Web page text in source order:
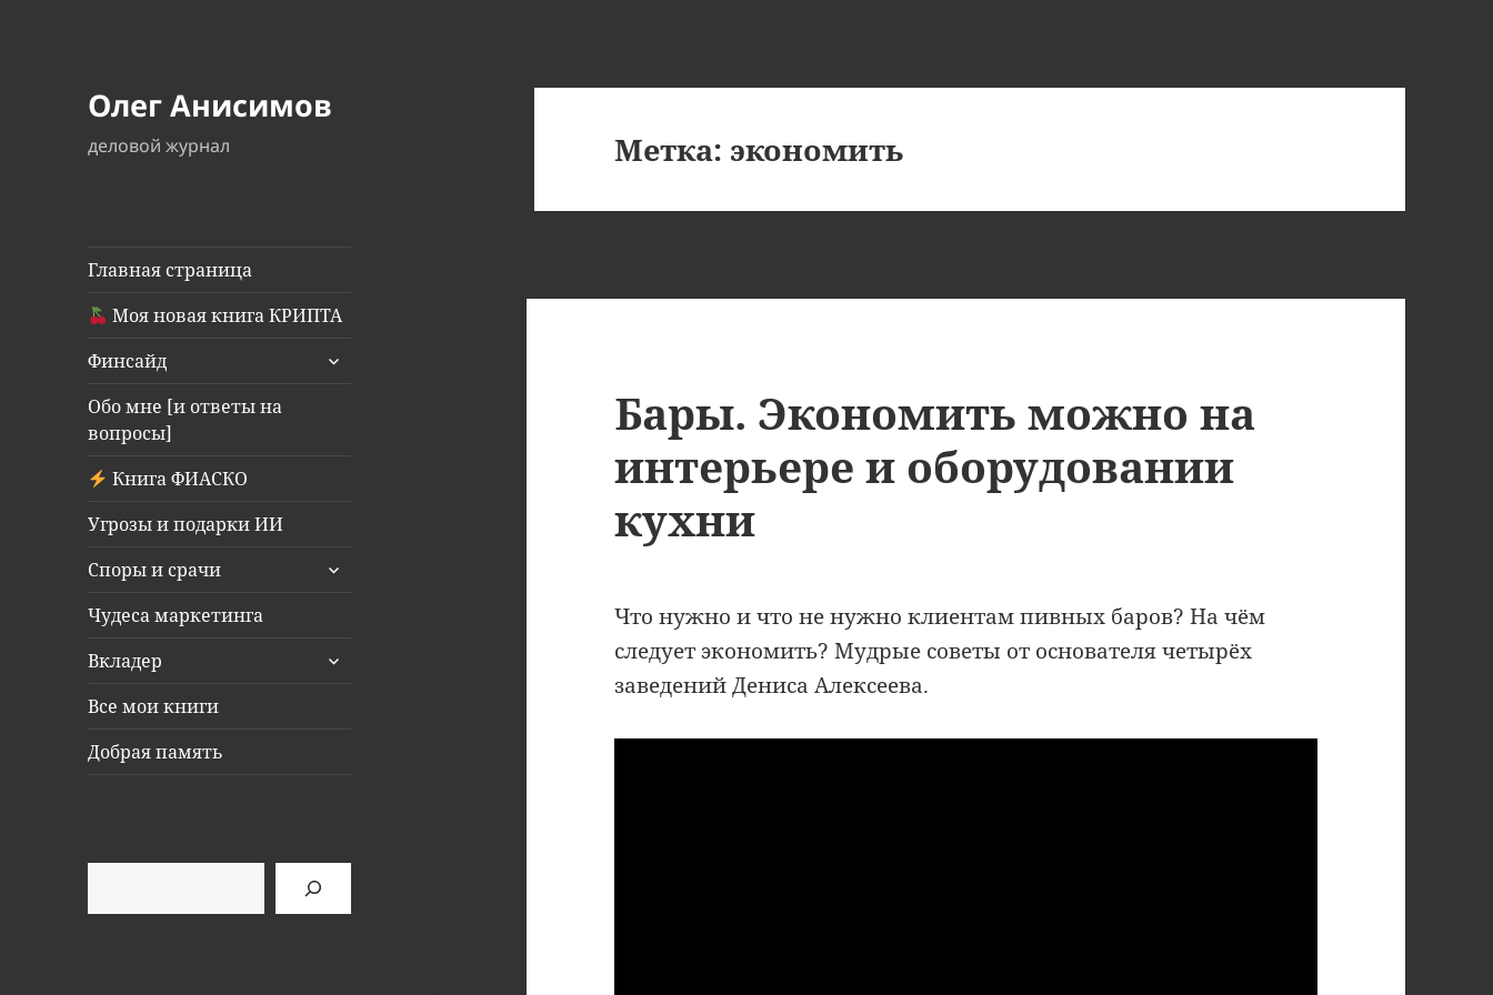
Олег Анисимов
деловой журнал
Главная страница
Моя новая книга КРИПТА
Финсайд
раскрыть
Обо мне [и ответы на
вопросы]
Книга ФИАСКО
Угрозы и подарки ИИ
Споры и срачи
раскрыть
Чудеса маркетинга
Вкладер
раскрыть
Все мои книги
Добрая память
Метка: экономить
Бары. Экономить можно на
интерьере и оборудовании
кухни
Что нужно и что не нужно клиентам пивных баров? На чём
следует экономить? Мудрые советы от основателя четырёх
заведений Дениса Алексеева.